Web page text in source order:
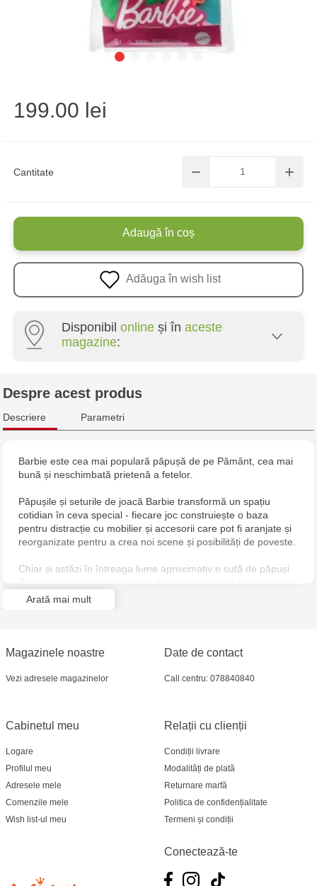
Cantitate
199.00 lei
Adaugă în coș
Adăuga în wish list
Disponibil online și în aceste
magazine:
Jucărenia Bălți - str. Alexandru Cel Bun, 5
Despre acest produs
Descriere Parametri
Barbie este cea mai populară păpușă de pe Pământ, cea mai
bună și neschimbată prietenă a fetelor.
Păpușile și seturile de joacă Barbie transformă un spațiu
cotidian în ceva special - fiecare joc construiește o baza
pentru distracție cu mobilier și accesorii care pot fi aranjate și
reorganizate pentru a crea noi scene și posibilități de poveste.
Chiar și astăzi în întreaga lume aproximativ o sută de păpuși
atât de mult timp. Iar secretul unei asemenea popularități nu
Arată mai mult
Magazinele noastre
Vezi adresele magazinelor
Relații cu clienții
Condiții livrare
Modalități de plată
Returnare marfă
Politica de confidențialitate
Termeni și condiții
Cabinetul meu
Logare
Profilul meu
Adresele mele
Comenzile mele
Wish list-ul meu
Date de contact
Call centru: 078840840
Conectează-te